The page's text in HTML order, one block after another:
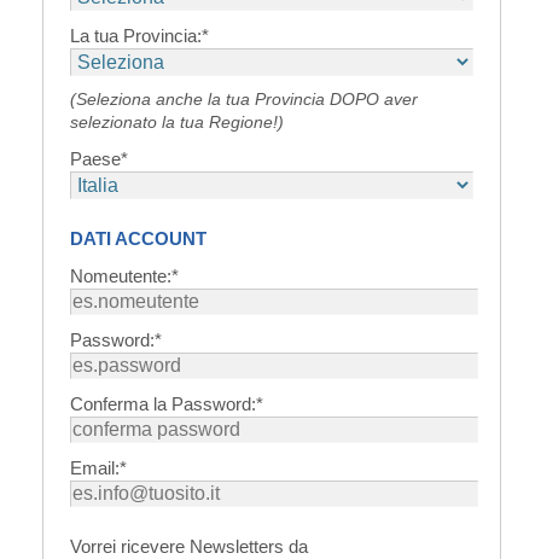
La tua Provincia:*
(Seleziona anche la tua Provincia DOPO aver
selezionato la tua Regione!)
Paese*
DATI ACCOUNT
Nomeutente:*
Password:*
Conferma la Password:*
Email:*
Vorrei ricevere Newsletters da